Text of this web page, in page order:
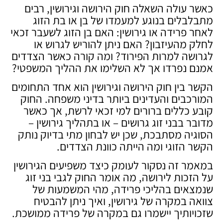
כאשר עולה השאלה חוק הירושה וגירושין, רבים
מתבלבלים בנוגע למעמדו של בן או בת הזוג
לאחר פרידה או גירושין: האם בן הזוג לשעבר זכאי
לחלק מהעיזבון? האם ניתן להוריש לגרוש או
לגרושה למרות הפירוד? ומה קורה כאשר הצדדים
אמנם נפרדו אך לא השלימו את ההליך המשפטי?
הקשר בין חוק הירושה וגירושין הוא אחד התחומים
המורכבים והעדינים ביותר בדיני משפחה. החוק
קובע כללים ברורים למי זכאי לרשת, אך כאשר
מדובר בבני זוג גרושים – או בתהליך גירושין –
הסוגיה מסתבכת, שכן יש לבחון מתי בדיוק נותק
הקשר הזוגי ומה הייתה כוונת הצדדים.
במאמר זה נסקור לעומק כיצד משפיעים הגירושין
על הזכות לירושה, מה אומר החוק לגבי בני זוג
שנמצאים בהליכי פרידה, מהי המשמעות של
צוואה במקרה של גירושין, ואיך ניתן להבטיח
שזכויותיך יישמרו גם במקרה של פרידה ממושכת.